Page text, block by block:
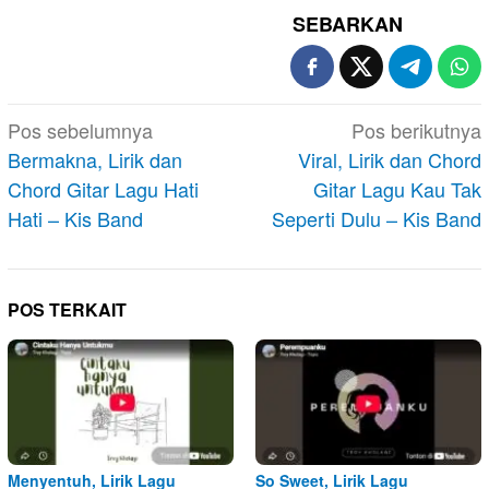
SEBARKAN
Navigasi
pos
Pos sebelumnya
Bermakna, Lirik dan
Chord Gitar Lagu Hati
Hati – Kis Band
Pos berikutnya
Viral, Lirik dan Chord
Gitar Lagu Kau Tak
Seperti Dulu – Kis Band
POS TERKAIT
Menyentuh, Lirik Lagu So Sweet, Lirik Lagu